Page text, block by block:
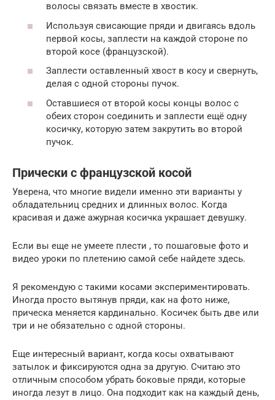
волосы связать вместе в хвостик.
Используя свисающие пряди и двигаясь вдоль
первой косы, заплести на каждой стороне по
второй косе (французской).
Заплести оставленный хвост в косу и свернуть,
делая с одной стороны пучок.
Оставшиеся от второй косы концы волос с
обеих сторон соединить и заплести ещё одну
косичку, которую затем закрутить во второй
пучок.
Прически с французской косой
Уверена, что многие видели именно эти варианты у
обладательниц средних и длинных волос. Когда
красивая и даже ажурная косичка украшает девушку.
Если вы еще не умеете плести , то пошаговые фото и
видео уроки по плетению самой себе найдете здесь.
Я рекомендую с такими косами экспериментировать.
Иногда просто вытянув пряди, как на фото ниже,
прическа меняется кардинально. Косичек быть две или
три и не обязательно с одной стороны.
Еще интересный вариант, когда косы охватывают
затылок и фиксируются одна за другую. Считаю это
отличным способом убрать боковые пряди, которые
иногда лезут в лицо. Она подходит как на каждый день,